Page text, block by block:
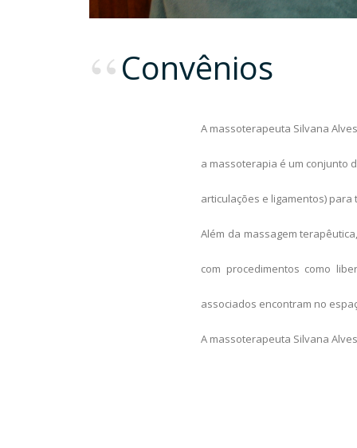
Convênios
A massoterapeuta Silvana
a massoterapia é um conjunto
articulações e ligamentos)
Além da massagem
com procedimentos como l
associados encontram no
A massoterapeuta Silvana